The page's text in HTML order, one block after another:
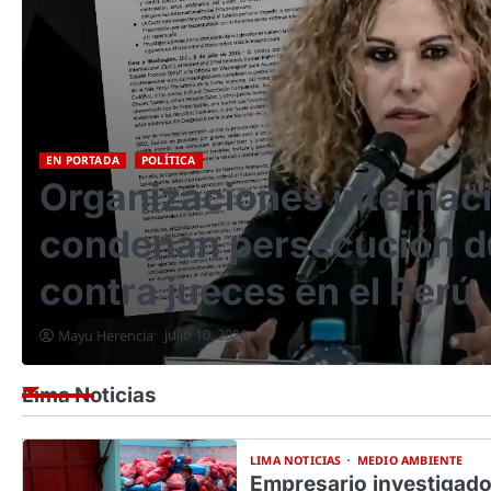
EN PORTADA LIMA NOTICIAS VIGILANCIA ELECTORAL
ERM 2026: Partidos y
llevan a más de 1800
sentencias penales
Wilber Huacasi julio 5, 2026
Lima Noticias
LIMA NOTICIAS MEDIO AMBIENTE
Empresario